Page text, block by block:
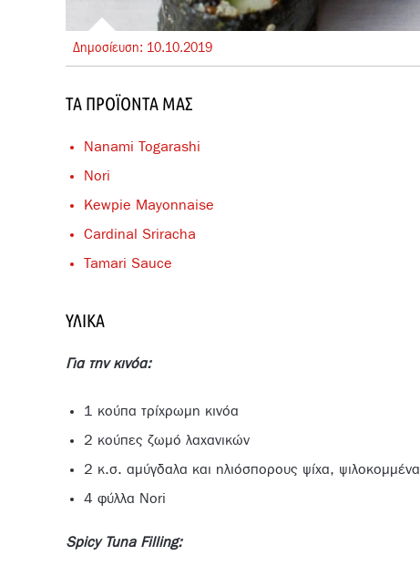
Δημοσίευση: 10.10.2019
ΤΑ ΠΡΟΪΌΝΤΑ ΜΑΣ
Nanami Togarashi
Nori
Kewpie Mayonnaise
Cardinal Sriracha
Tamari Sauce
ΥΛΙΚΆ
Για τηνκινόα:
1 κούπα τρίχρωμη κινόα
2 κούπες ζωμό λαχανικών
2 κ.σ. αμύγδαλα και ηλιόσπορους ψίχα, ψιλοκομμένα
4 φύλλα Nori
Spicy Tuna Filling: